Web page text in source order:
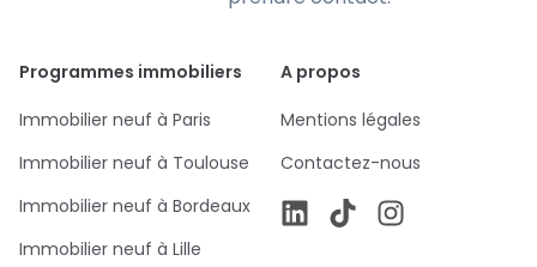
Programmes immobiliers
Immobilier neuf à Paris
Immobilier neuf à Toulouse
Immobilier neuf à Bordeaux
Immobilier neuf à Lille
A propos
Mentions légales
Contactez-nous